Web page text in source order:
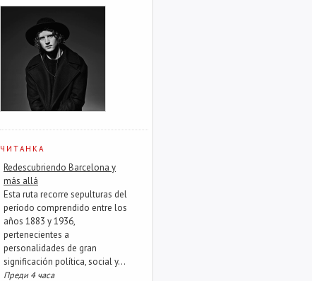
ЧИТАНКА
Redescubriendo Barcelona y
más allá
Esta ruta recorre sepulturas del
período comprendido entre los
años 1883 y 1936,
pertenecientes a
personalidades de gran
significación política, social y...
Преди 4 часа